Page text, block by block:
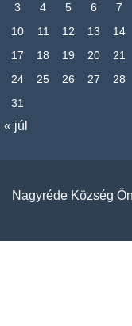
3
4 5 6 7
10
11 12 13 14
17
18 19 20 21
24
25 26 27 28
31
« júl
Nagyréde Község